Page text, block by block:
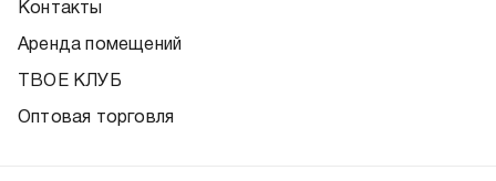
Контакты
Аренда помещений
ТВОЕ КЛУБ
Оптовая торговля